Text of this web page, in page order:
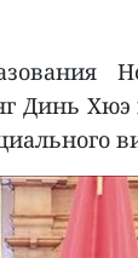
Динь Хюэ